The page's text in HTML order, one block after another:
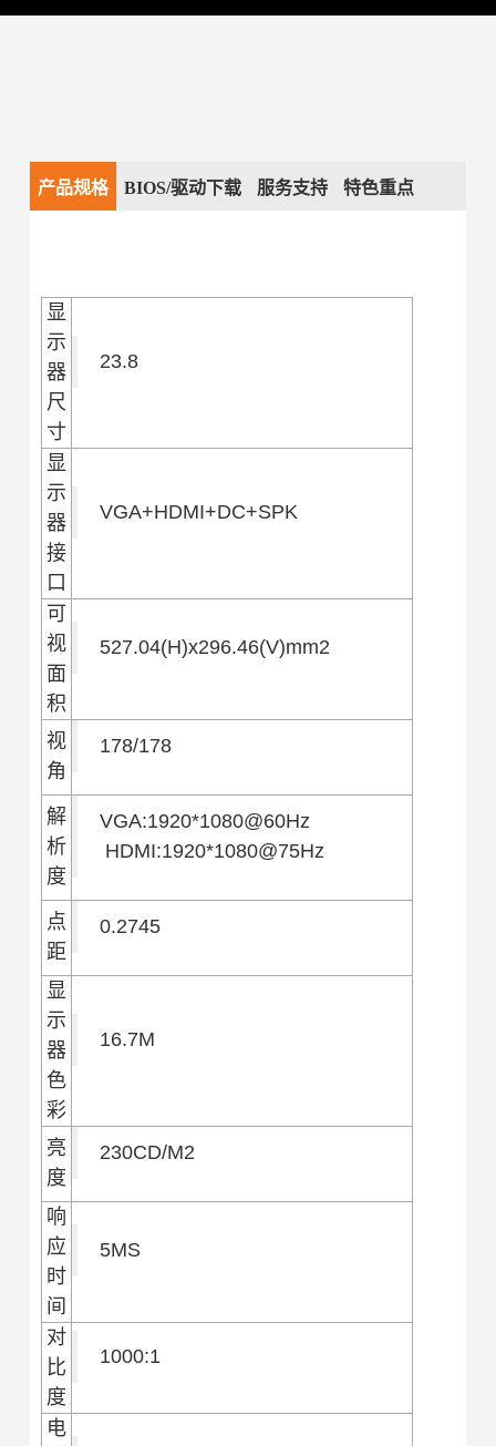
产品规格 BIOS/驱动下载 服务支持 特色重点
显
示
器
尺
寸
23.8
显
示
器
接
口
VGA+HDMI+DC+SPK
可
视
面
积
527.04(H)x296.46(V)mm2
视
角
178/178
解
析
度
VGA:1920*1080@60Hz
HDMI:1920*1080@75Hz
点
距
0.2745
显
示
器
色
彩
16.7M
亮
度
230CD/M2
响
应
时
间
5MS
对
比
度
1000:1
电